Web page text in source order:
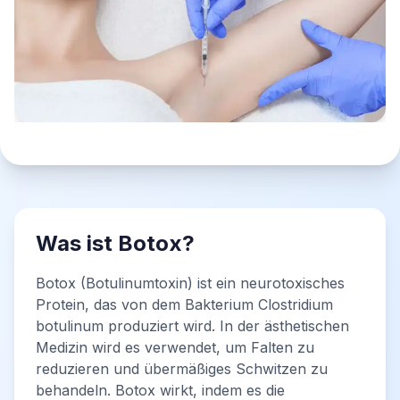
Was ist Botox?
Botox (Botulinumtoxin) ist ein neurotoxisches
Protein, das von dem Bakterium Clostridium
botulinum produziert wird. In der ästhetischen
Medizin wird es verwendet, um Falten zu
reduzieren und übermäßiges Schwitzen zu
behandeln. Botox wirkt, indem es die